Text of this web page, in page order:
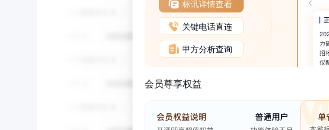
标讯详情查看
关键电话直连
甲方分析查询
会员尊享权益